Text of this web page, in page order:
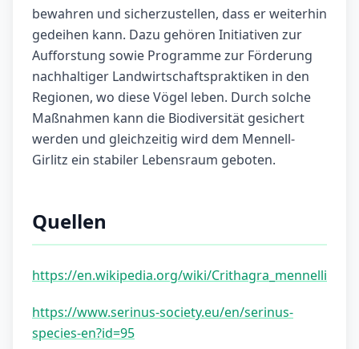
bewahren und sicherzustellen, dass er weiterhin
gedeihen kann. Dazu gehören Initiativen zur
Aufforstung sowie Programme zur Förderung
nachhaltiger Landwirtschaftspraktiken in den
Regionen, wo diese Vögel leben. Durch solche
Maßnahmen kann die Biodiversität gesichert
werden und gleichzeitig wird dem Mennell-
Girlitz ein stabiler Lebensraum geboten.
Quellen
https://en.wikipedia.org/wiki/Crithagra_mennelli
https://www.serinus-society.eu/en/serinus-
species-en?id=95